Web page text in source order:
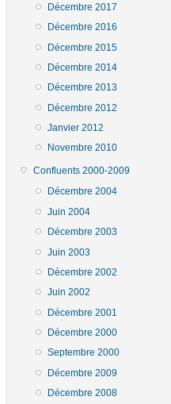
Décembre 2017
Décembre 2016
Décembre 2015
Décembre 2014
Décembre 2013
Décembre 2012
Janvier 2012
Novembre 2010
Confluents 2000-2009
Décembre 2004
Juin 2004
Décembre 2003
Juin 2003
Décembre 2002
Juin 2002
Décembre 2001
Décembre 2000
Septembre 2000
Décembre 2009
Décembre 2008